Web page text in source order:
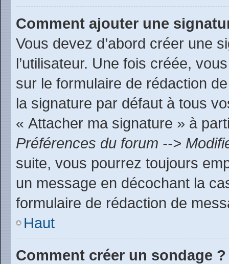
Comment ajouter une
Vous devez d’abord créer une
l’utilisateur. Une fois créée,
sur le formulaire de rédaction
la signature par défaut à tous
« Attacher ma signature » à
Préférences du forum -->
suite, vous pourrez toujours
un message en décochant la
formulaire de rédaction de
Haut
Comment créer un sondage ?